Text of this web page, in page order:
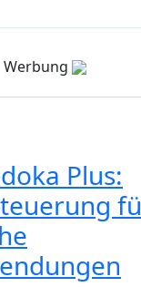
Werbung
Plus: